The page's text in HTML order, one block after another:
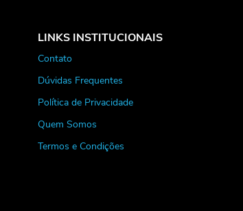
LINKS INSTITUCIONAIS
Contato
Dúvidas Frequentes
Política de Privacidade
Quem Somos
Termos e Condições